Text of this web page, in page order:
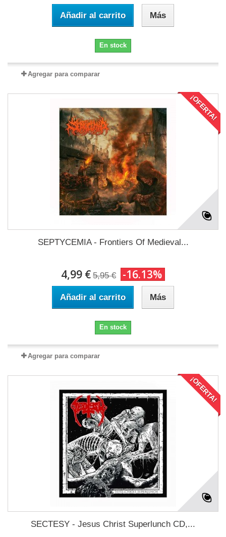
Añadir al carrito Más
En stock
Agregar para comparar
¡OFERTA!
SEPTYCEMIA - Frontiers Of Medieval...
4,99 € 5,95 € -16.13%
Añadir al carrito Más
En stock
Agregar para comparar
¡OFERTA!
SECTESY - Jesus Christ Superlunch CD,...